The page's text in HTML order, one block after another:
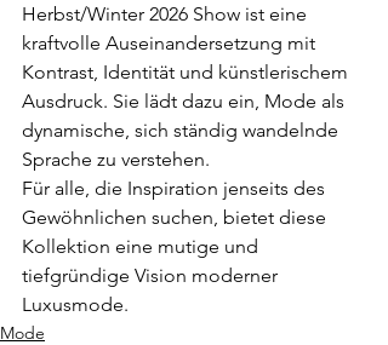
Herbst/Winter 2026 Show ist eine
kraftvolle Auseinandersetzung mit
Kontrast, Identität und künstlerischem
Ausdruck. Sie lädt dazu ein, Mode als
dynamische, sich ständig wandelnde
Sprache zu verstehen.
Für alle, die Inspiration jenseits des
Gewöhnlichen suchen, bietet diese
Kollektion eine mutige und
tiefgründige Vision moderner
Luxusmode.
Mode